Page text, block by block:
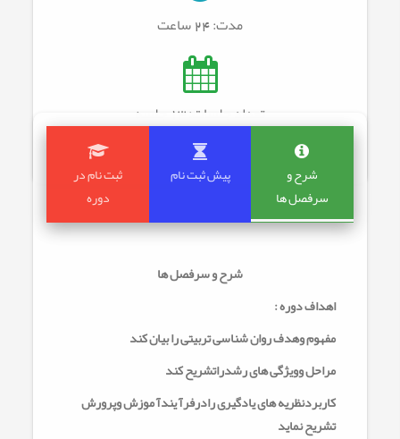
مدت:24 ساعت
تعداد جلسات: 13 جلسه
شرح و
سرفصل ها
پیش ثبت نام
ثبت نام در
دوره
شرح و سرفصل ها
اهداف دوره :
مفهوم وهدف روان شناسی تربیتی را بیان کند
مراحل وویژگی های رشدراتشریح کند
کاربردنظریه های یادگیری رادرفرآ یندآ موزش وپرورش
تشریح نماید